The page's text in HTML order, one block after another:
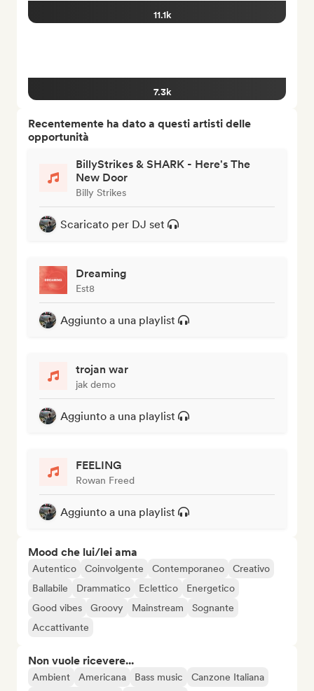
11.1k
7.3k
Recentemente ha dato a questi artisti delle
opportunità
BillyStrikes & SHARK - Here's The
New Door
Billy Strikes
Scaricato per DJ set
Dreaming
Est8
Aggiunto a una playlist
trojan war
jak demo
Aggiunto a una playlist
FEELING
Rowan Freed
Aggiunto a una playlist
Mood che lui/lei ama
Autentico Coinvolgente Contemporaneo
Creativo
Ballabile
Drammatico Eclettico
Energetico
Good vibes
Groovy Mainstream
Sognante
Accattivante
Non vuole ricevere...
Ambient Americana Bass music Canzone Italiana